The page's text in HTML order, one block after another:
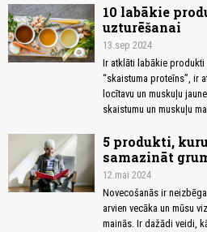
10 labākie
uzturēšanai
13.sep 2024
Ir atklāti labākie
“skaistuma proteīns”, ir
locītavu un muskuļu
skaistumu un muskuļu
5 produkti,
samazināt
12.mai 2024
Novecošanās ir
arvien vecāka un mūsu
mainās. Ir dažādi veidi,